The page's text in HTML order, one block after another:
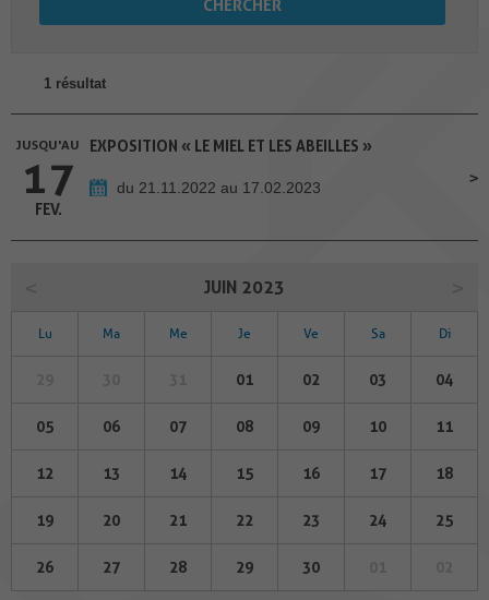
1 résultat
JUSQU'AU
17
FEV.
EXPOSITION « LE MIEL ET LES ABEILLES »
du 21.11.2022 au 17.02.2023
JUIN 2023
Lu Ma Me Je Ve Sa Di
01 02 03 04
05 06 07 08 09 10 11
12 13 14 15 16 17 18
19 20 21 22 23 24 25
26 27 28 29 30